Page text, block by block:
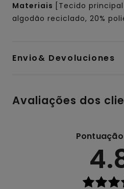
Materiais
[Tecido
algodão reciclado, 20%
Envio& Devoluciones
Avaliações dos